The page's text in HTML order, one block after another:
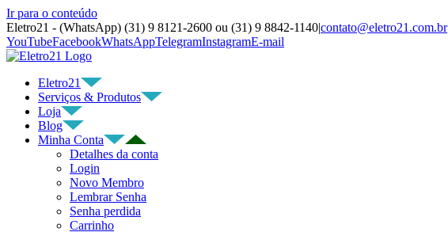
Ir para o conteúdo
Eletro21 - (WhatsApp) (31) 9 8121-2600 ou (31) 9 8842-1140|contato@eletro21.com.br
YouTubeFacebookWhatsAppTelegramInstagramE-mail
Eletro21
Serviços & Produtos
Loja
Blog
Minha Conta
Detalhes da conta
Login
Novo Membro
Lembrar Senha
Senha perdida
Carrinho